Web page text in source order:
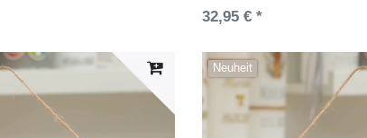
32,95 € *
Neuheit